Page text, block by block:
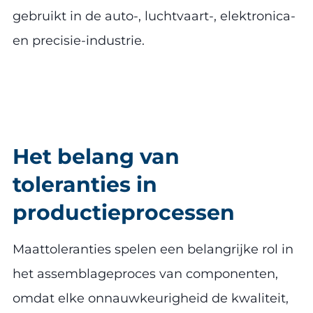
gebruikt in de auto-, luchtvaart-, elektronica-
en precisie-industrie.
Het belang van
toleranties in
productieprocessen
Maattoleranties spelen een belangrijke rol in
het assemblageproces van componenten,
omdat elke onnauwkeurigheid de kwaliteit,